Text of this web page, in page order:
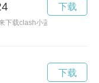
下载clash小蓝猫，让你感受
下载
下载